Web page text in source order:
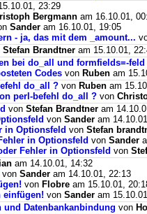
23:29
Bergmann am 16.10.01,
Sander am 16.10.01, 19:05
- ja, das mit dem _amount...
Stefan Brandtner am 15.10.01,
bei do_all und formfields=-feld
Codes von Ruben am
do_all ? von Ruben am
perl-befehl do_all ? von
von Stefan Brandtner am
von Sander am
in Optionsfeld von Stefan
in Optionsfeld von Sander
Fehler in Optionsfeld von
am 14.10.01, 14:32
von Sander am 14.10.01, 22:13
von Flobre am 15.10.01,
einfügen! von Sander am
Datenbankanbindung von